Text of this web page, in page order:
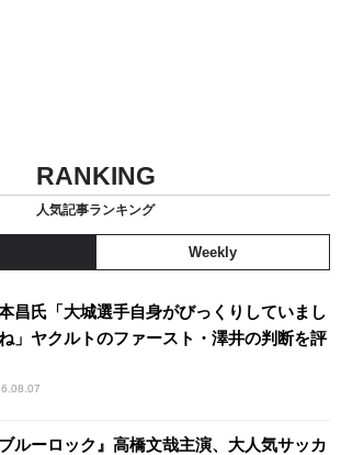
RANKING
人気記事ランキング
Weekly
昌氏「大城選手自身がびっくりしていまし
」ヤクルトのファースト・澤井の判断を評
ブルーロック』高橋文哉主演、大人気サッカ